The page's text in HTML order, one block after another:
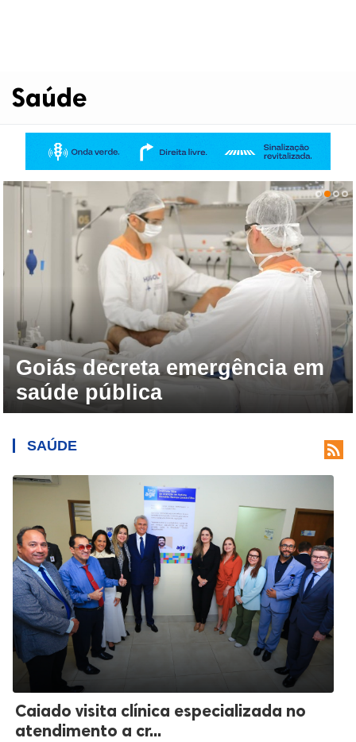
Saúde
de leite do Hemu opera
metade do estoque ideal
Goiás decreta emergência em
saúde pública
SAÚDE 
Caiado visita clínica especializada no
atendimento a cr...